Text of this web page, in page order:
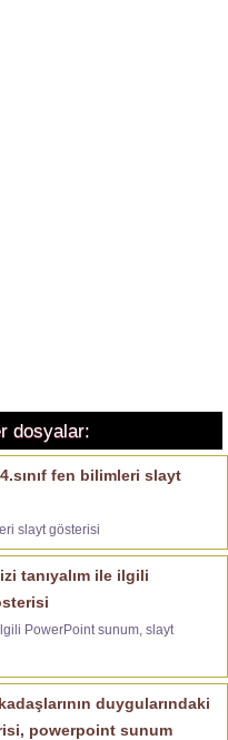
dosyalar:
fen bilimleri slayt
slayt gösterisi
tanıyalım ile ilgili
PowerPoint sunum, slayt
duygularındaki
powerpoint sunum